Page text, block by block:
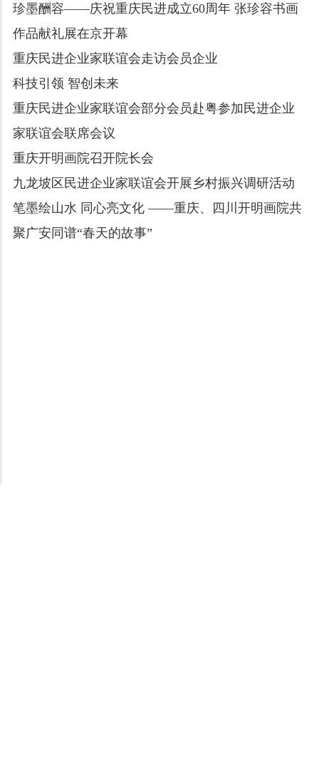
珍墨酬容——庆祝重庆民进成立60周年 张珍容书画
作品献礼展在京开幕
重庆民进企业家联谊会走访会员企业
科技引领 智创未来
重庆民进企业家联谊会部分会员赴粤参加民进企业
家联谊会联席会议
重庆开明画院召开院长会
九龙坡区民进企业家联谊会开展乡村振兴调研活动
笔墨绘山水 同心亮文化 ——重庆、四川开明画院共
聚广安同谱“春天的故事”